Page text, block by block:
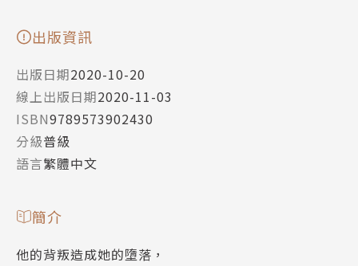
出版資訊
出版日期2020-10-20
線上出版日期2020-11-03
ISBN9789573902430
分級普級
語言繁體中文
簡介
他的背叛造成她的墮落，